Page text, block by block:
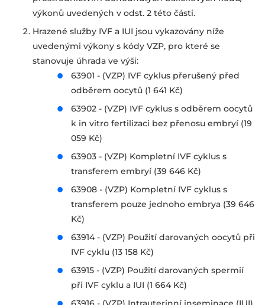
výkonů uvedených v odst. 2 této části.
Hrazené služby IVF a IUI jsou vykazovány níže
uvedenými výkony s kódy VZP, pro které se
stanovuje úhrada ve výši:
63901 - (VZP) IVF cyklus přerušený před
odběrem oocytů (1 641 Kč)
63902 - (VZP) IVF cyklus s odběrem oocytů
k in vitro fertilizaci bez přenosu embryí (19
059 Kč)
63903 - (VZP) Kompletní IVF cyklus s
transferem embryí (39 646 Kč)
63908 - (VZP) Kompletní IVF cyklus s
transferem pouze jednoho embrya (39 646
Kč)
63914 - (VZP) Použití darovaných oocytů při
IVF cyklu (13 158 Kč)
63915 - (VZP) Použití darovaných spermií
při IVF cyklu a IUI (1 664 Kč)